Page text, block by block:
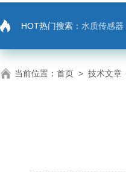
HOT热门搜索： 水质传感
当前位置： 首页 > 技术文章